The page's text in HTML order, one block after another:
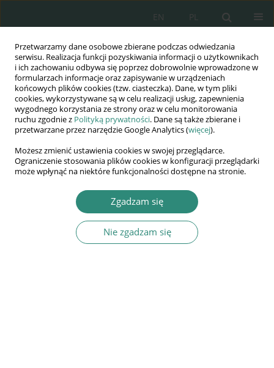
Przetwarzamy dane osobowe zbierane podczas odwiedzania
serwisu. Realizacja funkcji pozyskiwania informacji o użytkownikach
i ich zachowaniu odbywa się poprzez dobrowolnie wprowadzone w
formularzach informacje oraz zapisywanie w urządzeniach
końcowych plików cookies (tzw. ciasteczka). Dane, w tym pliki
cookies, wykorzystywane są w celu realizacji usług, zapewnienia
wygodnego korzystania ze strony oraz w celu monitorowania
ruchu zgodnie z Polityką prywatności. Dane są także zbierane i
przetwarzane przez narzędzie Google Analytics (więcej).
Możesz zmienić ustawienia cookies w swojej przeglądarce.
Ograniczenie stosowania plików cookies w konfiguracji przeglądarki
może wpłynąć na niektóre funkcjonalności dostępne na stronie.
Zgadzam się
Nie zgadzam się
PL
EN
Wydawnictwo
AWSGE
Akademia Nauk Stosowanych
WSGE
im. Alcide De Gasperi
Słowo kluczoweludność
Zmiany struktury demograficznej ludności i ich